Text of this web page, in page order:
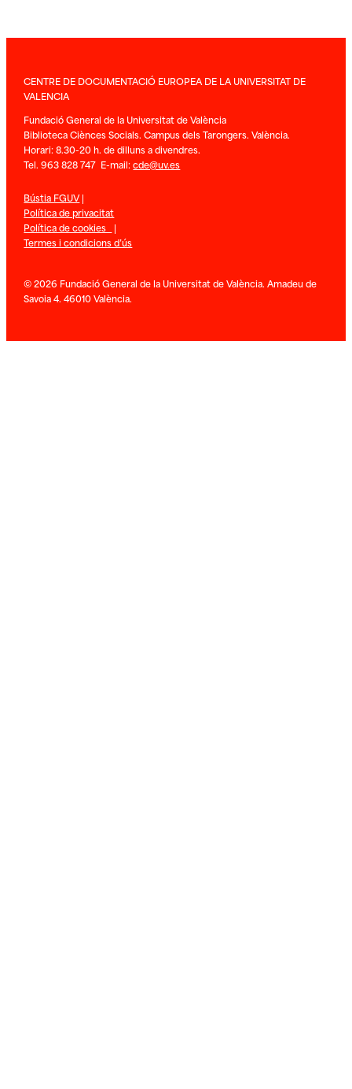
CENTRE DE DOCUMENTACIÓ EUROPEA DE LA UNIVERSITAT DE
VALENCIA
Fundació General de la Universitat de València
Biblioteca Ciènces Socials. Campus dels Tarongers. València.
Horari: 8.30-20 h. de dilluns a divendres.
Tel. 963 828 747 E-mail:cde@uv.es
Bústia FGUV|
Política de privacitat
Política de cookies |
Termes i condicions d’ús
© 2026 Fundació General de la Universitat de València. Amadeu de
Savoia 4. 46010 València.